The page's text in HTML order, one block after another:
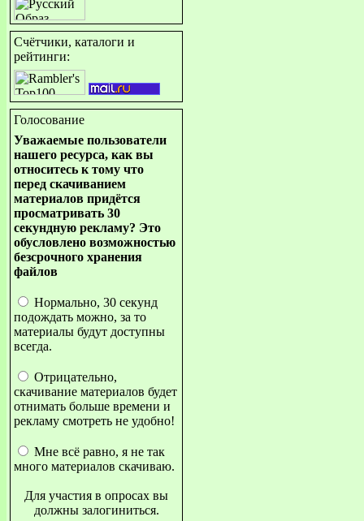
Счётчики, каталоги и
рейтинги:
Голосование
Уважаемые пользователи
нашего ресурса, как вы
относитесь к тому что
перед скачиванием
материалов придётся
просматривать 30
секундную рекламу? Это
обусловлено возможностью
безсрочного хранения
файлов
Нормально, 30 секунд
подождать можно, за то
материалы будут доступны
всегда.
Отрицательно,
скачивание материалов будет
отнимать больше времени и
рекламу смотреть не удобно!
Мне всё равно, я не так
много материалов скачиваю.
Для участия в опросах вы
должны залогиниться.